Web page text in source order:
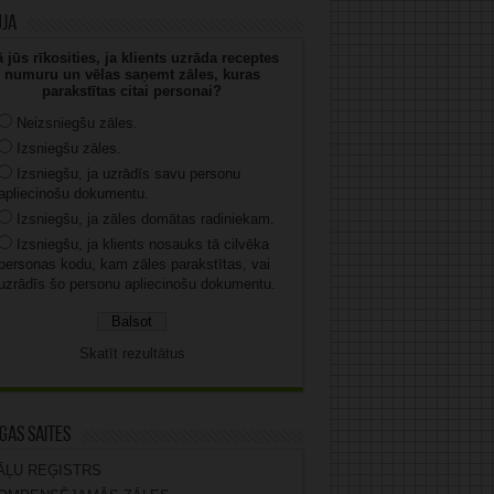
jūs rīkosities, ja klients uzrāda receptes
numuru un vēlas saņemt zāles, kuras
parakstītas citai personai?
Neizsniegšu zāles.
Izsniegšu zāles.
Izsniegšu, ja uzrādīs savu personu
dokumentu.
Izsniegšu, ja zāles domātas radiniekam.
Izsniegšu, ja klients nosauks tā cilvēka
kodu, kam zāles parakstītas, vai
šo personu apliecinošu dokumentu.
Skatīt rezultātus
saites
REĢISTRS